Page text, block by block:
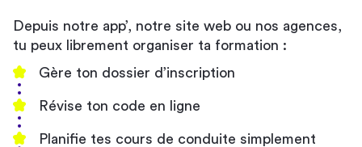
Depuis notre app’, notre site web ou nos agences,
tu peux librement organiser ta formation :
Gère ton dossier d’inscription
Révise ton code en ligne
Planifie tes cours de conduite simplement